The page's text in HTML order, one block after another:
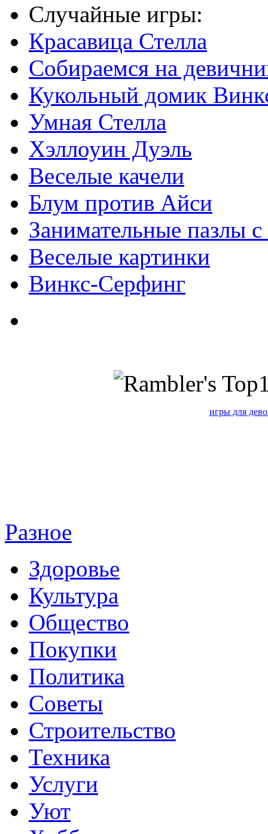
Случайные игры:
Красавица Стелла
Собираемся на
Кукольный домик
Умная Стелла
Хэллоуин Дуэль
Веселые качели
Блум против Айси
Занимательные пазлы
Веселые картинки
Винкс-Серфинг
игры для
Разное
Здоровье
Культура
Общество
Покупки
Политика
Советы
Строительство
Техника
Услуги
Уют